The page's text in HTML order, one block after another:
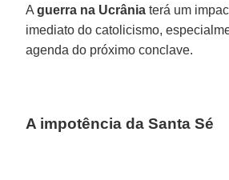
Aguerra na Ucrânia terá um
imediato do catolicismo,
agenda do próximo conclave.
A impotência da Santa Sé